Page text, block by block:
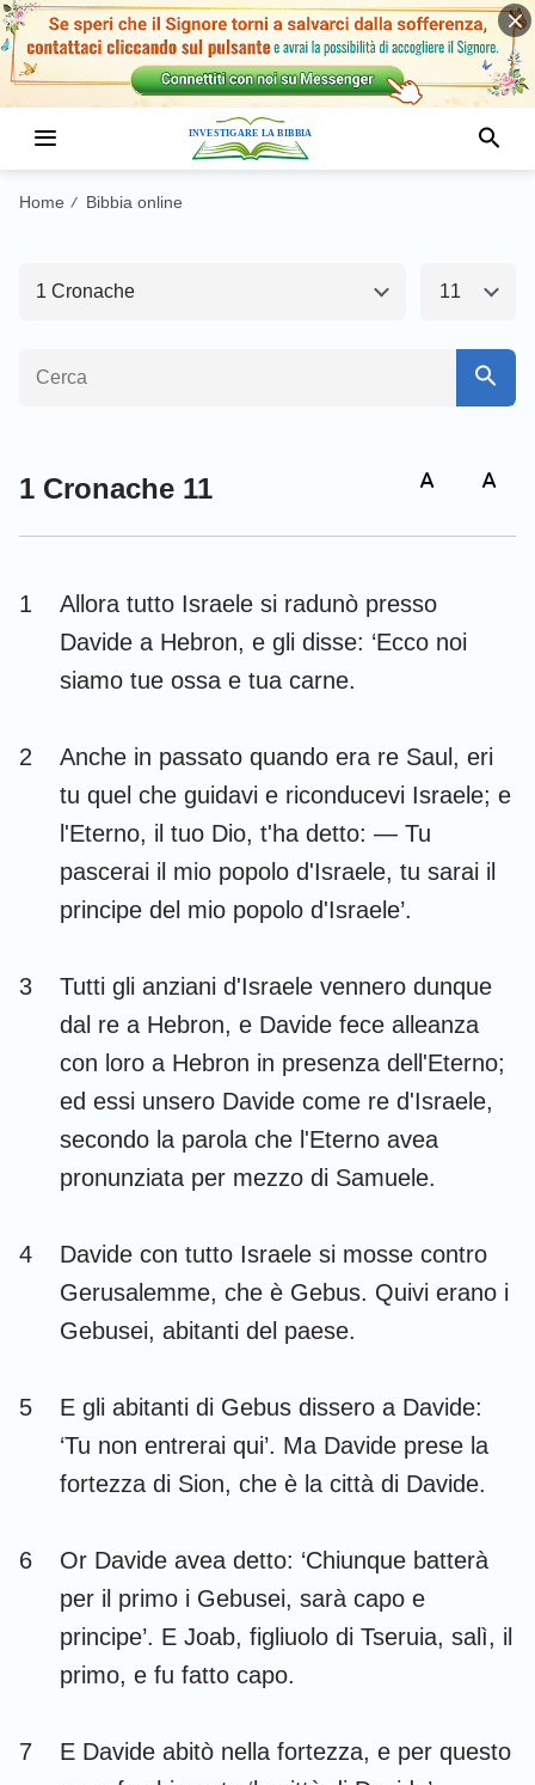
Home / Bibbia online
1 Cronache
Antico Testamento1 Nuovo Testamento
Genesi
Deuteronomio
Ester Giobbe
Salmi
Isaia Geremia
Lamentazioni Ezechiele
Daniele Osea
Gioele
Abdia Giona
Michea Nahum
Habacuc
Aggeo Zaccaria
Malachia
11
1 Cronache 11
1
Allora tutto Israele si radunò presso
Davide a Hebron, e gli disse: ‘Ecco noi
siamo tue ossa e tua carne.
2
Anche in passato quando era re Saul, eri
tu quel che guidavi e riconducevi Israele; e
l'Eterno, il tuo Dio, t'ha detto: — Tu
pascerai il mio popolo d'Israele, tu sarai il
principe del mio popolo d'Israele’.
3
Tutti gli anziani d'Israele vennero dunque
dal re a Hebron, e Davide fece alleanza
con loro a Hebron in presenza dell'Eterno;
ed essi unsero Davide come re d'Israele,
secondo la parola che l'Eterno avea
pronunziata per mezzo di Samuele.
4
Davide con tutto Israele si mosse contro
Gerusalemme, che è Gebus. Quivi erano i
Gebusei, abitanti del paese.
5
E gli abitanti di Gebus dissero a Davide:
‘Tu non entrerai qui’. Ma Davide prese la
fortezza di Sion, che è la città di Davide.
6
Or Davide avea detto: ‘Chiunque batterà
per il primo i Gebusei, sarà capo e
principe’. E Joab, figliuolo di Tseruia, salì, il
primo, e fu fatto capo.
7
E Davide abitò nella fortezza, e per questo